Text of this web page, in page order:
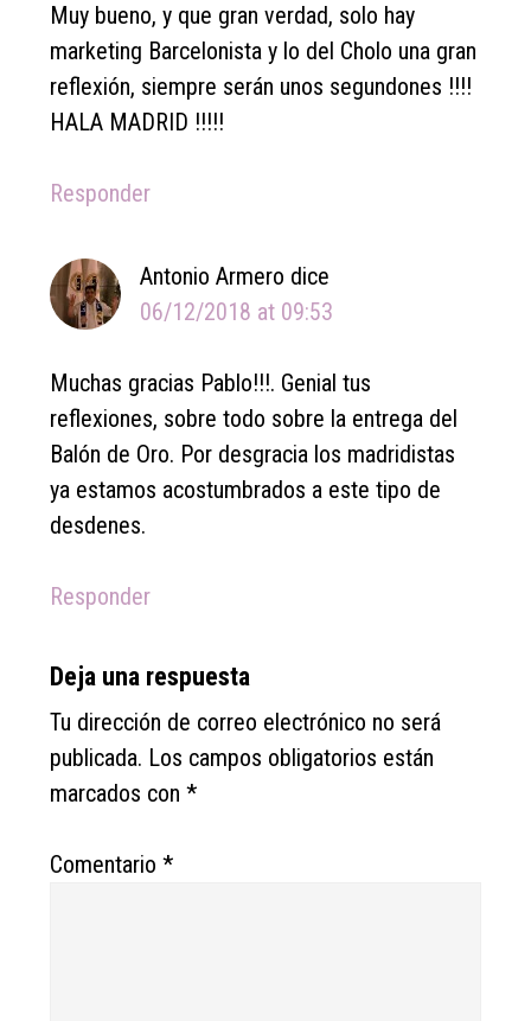
Muy bueno, y que gran verdad, solo hay
marketing Barcelonista y lo del Cholo una gran
reflexión, siempre serán unos segundones !!!!
HALA MADRID !!!!!
Responder
Antonio Armero dice
06/12/2018 at 09:53
Muchas gracias Pablo!!!. Genial tus
reflexiones, sobre todo sobre la entrega del
Balón de Oro. Por desgracia los madridistas
ya estamos acostumbrados a este tipo de
desdenes.
Responder
Deja una respuesta
Tu dirección de correo electrónico no será
publicada. Los campos obligatorios están
marcados con*
Comentario*